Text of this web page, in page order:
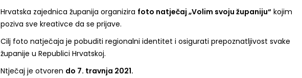
Hrvatska zajednica županija organizira foto natječaj „Volim svoju županiju“ kojim
poziva sve kreativce da se prijave.
Cilj foto natječaja je pobuditi regionalni identitet i osigurati prepoznatljivost svake
županije u Republici Hrvatskoj.
Ntječaj je otvoren do 7. travnja 2021.